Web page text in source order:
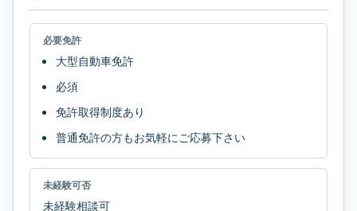
必要免許
大型自動車免許
必須
免許取得制度あり
普通免許の方もお気軽にご応募下さい
未経験可否
未経験相談可